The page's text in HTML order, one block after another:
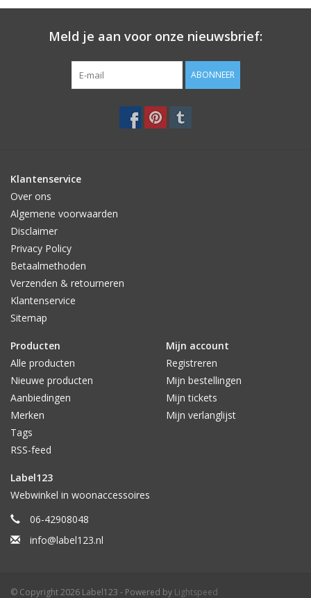
Meld je aan voor onze nieuwsbrief:
ABONNEER
Klantenservice
Over ons
Algemene voorwaarden
Disclaimer
Privacy Policy
Betaalmethoden
Verzenden & retourneren
Klantenservice
Sitemap
Producten
Alle producten
Nieuwe producten
Aanbiedingen
Merken
Tags
RSS-feed
Mijn account
Registreren
Mijn bestellingen
Mijn tickets
Mijn verlanglijst
Label123
Webwinkel in woonaccessoires
06-42908048
info@label123.nl
© Copyright 2026 Label123 - Powered by Lightspeed